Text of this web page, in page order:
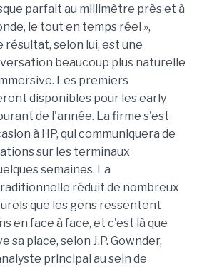
parfait au millimètre près et à
le tout en temps réel »,
résultat, selon lui, est une
beaucoup plus naturelle
Les premiers
disponibles pour les early
de l'année. La firme s'est
à HP, qui communiquera de
sur les terminaux
semaines. La
réduit de nombreux
que les gens ressentent
en face à face, et c'est là que
sa place, selon J.P. Gownder,
principal au sein de